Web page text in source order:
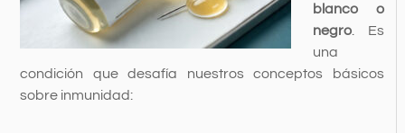
blanco o
negro. Es
una
condición que desafía nuestros conceptos básicos
sobre inmunidad: